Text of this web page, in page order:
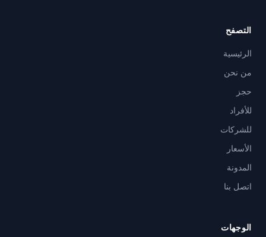
التصفح
الرئيسية
من نحن
حجز
للأفراد
للشركات
الأسعار
المدونة
اتصل بنا
الوجهات